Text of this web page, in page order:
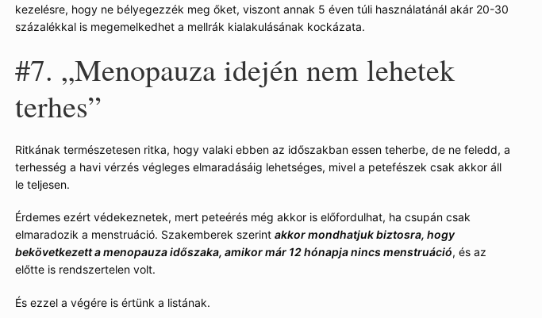
kezelésre, hogy ne bélyegezzék meg őket, viszont annak 5 éven túli használatánál akár 20-30
százalékkal is megemelkedhet a mellrák kialakulásának kockázata.
#7. „Menopauza idején nem lehetek
terhes”
Ritkának természetesen ritka, hogy valaki ebben az időszakban essen teherbe, de ne feledd, a
terhesség a havi vérzés végleges elmaradásáig lehetséges, mivel a petefészek csak akkor áll
le teljesen.
Érdemes ezért védekeznetek, mert peteérés még akkor is előfordulhat, ha csupán csak
elmaradozik a menstruáció. Szakemberek szerint akkor mondhatjuk biztosra, hogy
bekövetkezett a menopauza időszaka, amikor már 12 hónapja nincs menstruáció, és az
előtte is rendszertelen volt.
És ezzel a végére is értünk a listának.